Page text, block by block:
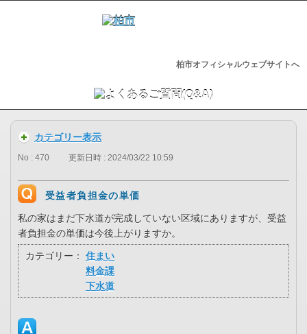
柏市オフィシャルウェブサイトへ
カテゴリー表示
No : 470 更新日時 : 2024/03/22 10:59
受益者負担金の単価
私の家はまだ下水道が完成していない区域にありますが、受益
者負担金の単価は今後上がりますか。
カテゴリー：
住まい
料金課
下水道